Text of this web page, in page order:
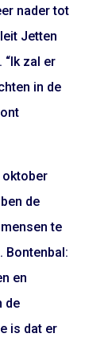
nader tot
Jetten
“Ik zal er
in de
oktober
de
te
Bontenbal:
en
de
is dat er